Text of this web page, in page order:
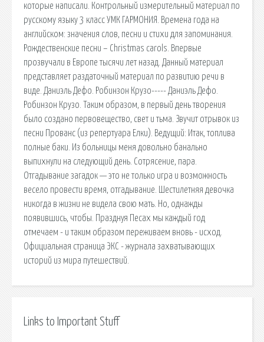
которые написали. Контрольный измерительный материал по
русскому языку 3 класс УМК ГАРМОНИЯ. Времена года на
английском: значения слов, песни и стихи для запоминания.
Рождественские песни – Christmas carols. Впервые
прозвучали в Европе тысячи лет назад. Данный материал
представляет раздаточный материал по развитию речи в
виде. Даниэль Дефо. Робинзон Крузо----- Даниэль Дефо.
Робинзон Крузо. Таким образом, в первый день творения
было создано первовещество, свет и тьма. Звучит отрывок из
песни Прованс (из репертуара Елки). Ведущий: Итак, топлива
полные баки. Из больницы меня довольно банально
выпихнули на следующий день. Сотрясение, пара.
Отгадывание загадок — это не только игра и возможность
весело провести время, отгадывание. Шестилетняя девочка
никогда в жизни не видела свою мать. Но, однажды
появившись, чтобы. Празднуя Песах мы каждый год
отмечаем - и таким образом переживаем вновь - исход.
Официальная страница ЭКС - журнала захватывающих
историй из мира путешествий.
Links to Important Stuff